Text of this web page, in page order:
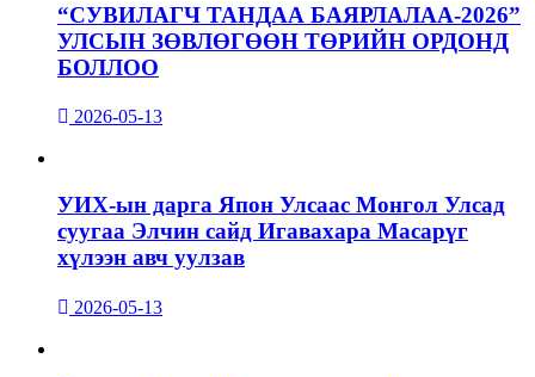
“СУВИЛАГЧ ТАНДАА БАЯРЛАЛАА-2026”
УЛСЫН ЗӨВЛӨГӨӨН ТӨРИЙН ОРДОНД
БОЛЛОО
2026-05-13
УИХ-ын дарга Япон Улсаас Монгол Улсад
суугаа Элчин сайд Игавахара Масарүг
хүлээн авч уулзав
2026-05-13